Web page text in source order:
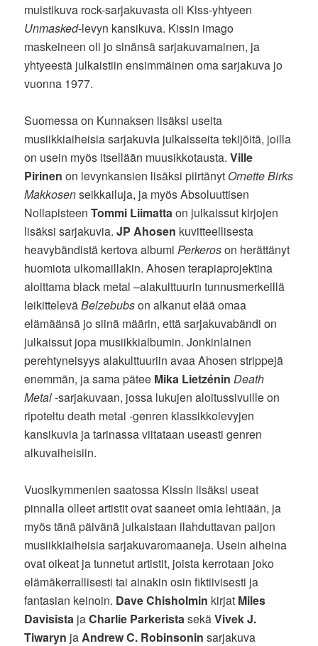
muistikuva rock-sarjakuvasta oli Kiss-yhtyeen
Unmasked-levyn kansikuva. Kissin imago
maskeineen oli jo sinänsä sarjakuvamainen, ja
yhtyeestä julkaistiin ensimmäinen oma sarjakuva jo
vuonna 1977.
Suomessa on Kunnaksen lisäksi useita
musiikkiaiheisia sarjakuvia julkaisseita tekijöitä, joilla
on usein myös itsellään muusikkotausta.Ville
Pirinen on levynkansien lisäksi piirtänyt Ornette Birks
Makkosenseikkailuja, ja myös Absoluuttisen
NollapisteenTommi Liimattaon julkaissut kirjojen
lisäksi sarjakuvia.JP Ahosen kuvitteellisesta
heavybändistä kertova albumiPerkeroson herättänyt
huomiota ulkomaillakin. Ahosen terapiaprojektina
aloittama black metal –alakulttuurin tunnusmerkeillä
leikitteleväBelzebubson alkanut elää omaa
elämäänsä jo siinä määrin, että sarjakuvabändi on
julkaissut jopa musiikkialbumin. Jonkinlainen
perehtyneisyys alakulttuuriin avaa Ahosen strippejä
enemmän, ja sama pätee Mika Lietzénin Death
Metal-sarjakuvaan, jossa lukujen aloitussivuille on
ripoteltu death metal -genren klassikkolevyjen
kansikuvia ja tarinassa viitataan useasti genren
alkuvaiheisiin.
Vuosikymmenien saatossa Kissin lisäksi useat
pinnalla olleet artistit ovat saaneet omia lehtiään, ja
myös tänä päivänä julkaistaan ilahduttavan paljon
musiikkiaiheisia sarjakuvaromaaneja. Usein aiheina
ovat oikeat ja tunnetut artistit, joista kerrotaan joko
elämäkerrallisesti tai ainakin osin fiktiivisesti ja
fantasian keinoin. Dave Chisholmin kirjat Miles
Davisista jaCharlie ParkeristasekäVivek J.
Tiwaryn jaAndrew C. Robinsonin sarjakuva